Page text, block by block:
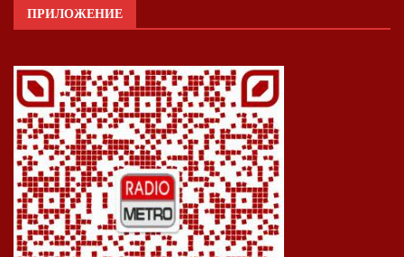
ПРИЛОЖЕНИЕ